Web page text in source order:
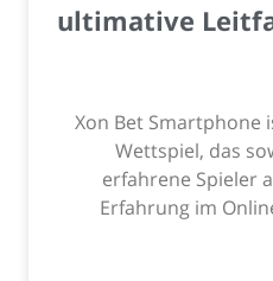
ultimative
Xon Bet Smartphone
Wettspiel, das
erfahrene Spieler
Erfahrung im